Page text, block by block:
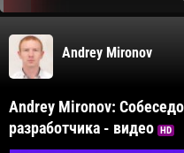
Andrey Mironov
Andrey Mironov:
разработчика - видео HD